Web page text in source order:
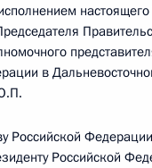
в
Российской
Российской